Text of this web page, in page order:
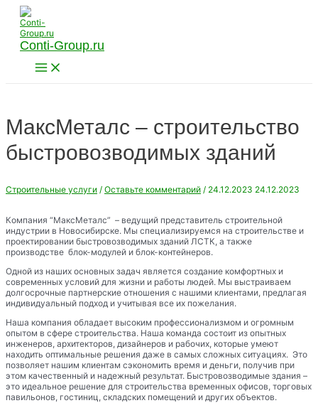
Перейти
содержимому
Conti-Group.ru
Main
Menu
МаксМеталс – строительство
быстровозводимых зданий
Строительные услуги / Оставьте комментарий / 24.12.2023 24.12.2023
Компания “МаксМеталс” – ведущий представитель строительной
индустрии в Новосибирске. Мы специализируемся на строительстве и
проектировании быстровозводимых зданий ЛСТК, а также
производстве блок-модулей и блок-контейнеров.
Одной из наших основных задач является создание комфортных и
современных условий для жизни и работы людей. Мы выстраиваем
долгосрочные партнерские отношения с нашими клиентами, предлагая
индивидуальный подход и учитывая все их пожелания.
Наша компания обладает высоким профессионализмом и огромным
опытом в сфере строительства. Наша команда состоит из опытных
инженеров, архитекторов, дизайнеров и рабочих, которые умеют
находить оптимальные решения даже в самых сложных ситуациях. Это
позволяет нашим клиентам сэкономить время и деньги, получив при
этом качественный и надежный результат. Быстровозводимые здания –
это идеальное решение для строительства временных офисов, торговых
павильонов, гостиниц, складских помещений и других объектов.